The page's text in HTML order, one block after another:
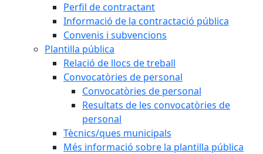
Perfil de contractant
Informació de la contractació pública
Convenis i subvencions
Plantilla pública
Relació de llocs de treball
Convocatòries de personal
Convocatòries de personal
Resultats de les convocatòries de
personal
Tècnics/ques municipals
Més informació sobre la plantilla pública